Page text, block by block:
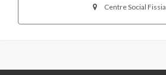
Centre Social